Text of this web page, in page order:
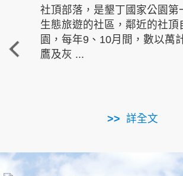
社頂部落，是墾丁國家公園第
生態旅遊的社區，鄰近的社頂
園，每年9、10月間，數以萬
鷹及灰 ...
詳全文